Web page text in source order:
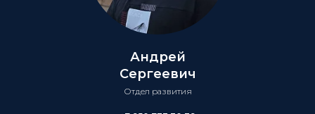
Андрей
Сергеевич
Отдел развития